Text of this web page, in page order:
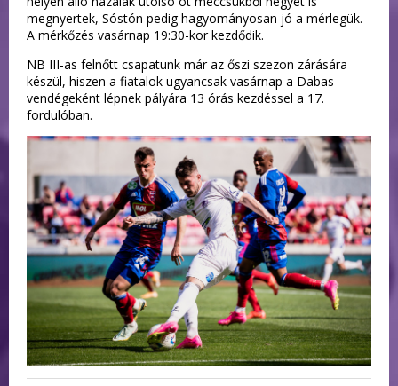
megnyertek, Sóstón pedig hagyományosan jó a mérlegük.
A mérkőzés vasárnap 19:30-kor kezdődik.
NB III-as felnőtt csapatunk már az őszi szezon zárására
készül, hiszen a fiatalok ugyancsak vasárnap a Dabas
vendégeként lépnek pályára 13 órás kezdéssel a 17.
fordulóban.